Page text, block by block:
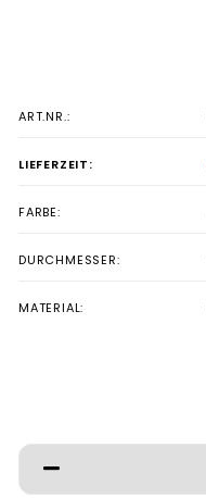
ART.NR.:
LIEFERZEIT:
FARBE:
DURCHMESSER:
MATERIAL: